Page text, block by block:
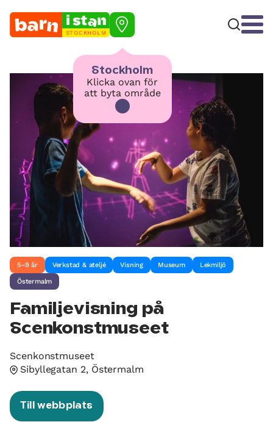
STOCKHOLM
Stockholm
Klicka ovan för
att byta område
5–9 år Verkstad & ateljé Visning Museum Lekmiljö
Östermalm
Familjevisning på
Scenkonstmuseet
Scenkonstmuseet
Sibyllegatan 2, Östermalm
Till webbplats